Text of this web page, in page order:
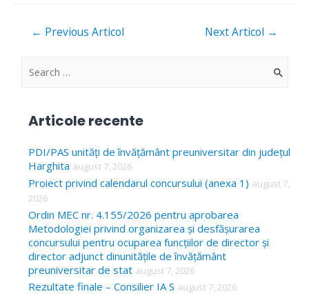
Navigare
← Previous Articol Next Articol →
S
c
h
f
o
r
Articole recente
PDI/PAS unități de învățământ preuniversitar din județul
Harghita august 7, 2026
Proiect privind calendarul concursului (anexa 1) august 7,
2026
Ordin MEC nr. 4.155/2026 pentru aprobarea
Metodologiei privind organizarea și desfășurarea
concursului pentru ocuparea funcțiilor de director și
director adjunct dinunitățile de învățământ
preuniversitar de stat august 7, 2026
Rezultate finale – Consilier IA S august 7, 2026